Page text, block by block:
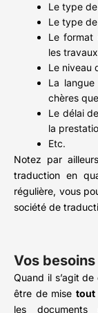
Le type
Le type
Le format
les
Le niveau
La
chères
Le délai
la
Etc.
Notez par
traduction en
régulière, vous
société de
Vos
Quand il s’agit
être de misetout
les